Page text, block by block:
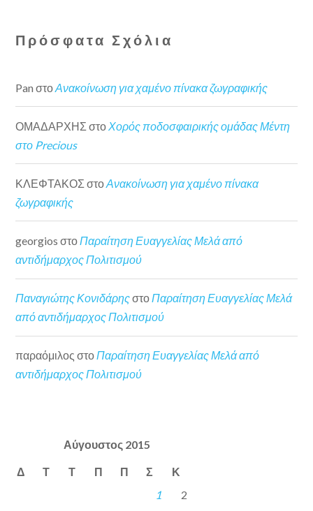
Πρόσφατα Σχόλια
Pan στοΑνακοίνωση για χαμένο πίνακα ζωγραφικής
ΟΜΑΔΑΡΧΗΣ στο Χορός ποδοσφαιρικής ομάδας Μέντη
στο Precious
ΚΛΕΦΤΑΚΟΣ στοΑνακοίνωση για χαμένο πίνακα
ζωγραφικής
georgios στοΠαραίτηση Ευαγγελίας Μελά από
αντιδήμαρχος Πολιτισμού
Παναγιώτης ΚονιδάρηςστοΠαραίτηση Ευαγγελίας Μελά
από αντιδήμαρχος Πολιτισμού
παραόμιλος στοΠαραίτηση Ευαγγελίας Μελά από
αντιδήμαρχος Πολιτισμού
Αύγουστος 2015
Δ Τ Τ Π Π Σ Κ
1
2